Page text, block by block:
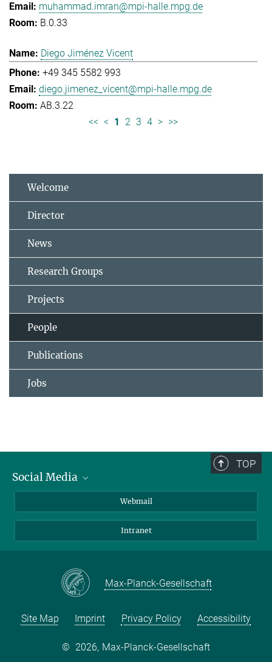
muhammad.imran@mpi-halle.mpg.de
B.0.33
Diego Jiménez Vicent
+49 345 5582 993
diego.jimenez_vicent@mpi-halle.mpg.de
AB.3.22
<< < 1 2 3 4 > >>
Welcome
Director
News
Research Groups
Projects
People
Publications
Jobs
TOP
Social Media
YouTube
Webmail
Intranet
Max-Planck-Gesellschaft
Site Map Imprint Privacy Policy Accessibility
© 2026, Max-Planck-Gesellschaft